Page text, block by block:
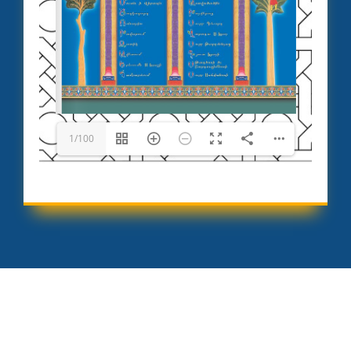
1/100